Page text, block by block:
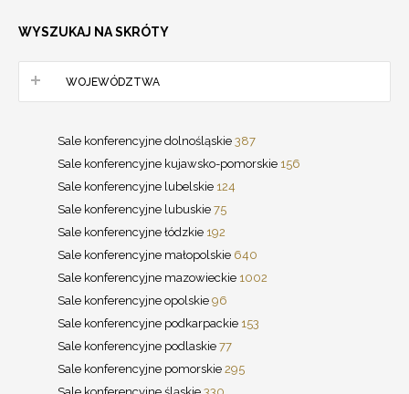
WYSZUKAJ NA SKRÓTY
WOJEWÓDZTWA
Sale konferencyjne dolnośląskie 387
Sale konferencyjne kujawsko-pomorskie 156
Sale konferencyjne lubelskie 124
Sale konferencyjne lubuskie 75
Sale konferencyjne łódzkie 192
Sale konferencyjne małopolskie 640
Sale konferencyjne mazowieckie 1002
Sale konferencyjne opolskie 96
Sale konferencyjne podkarpackie 153
Sale konferencyjne podlaskie 77
Sale konferencyjne pomorskie 295